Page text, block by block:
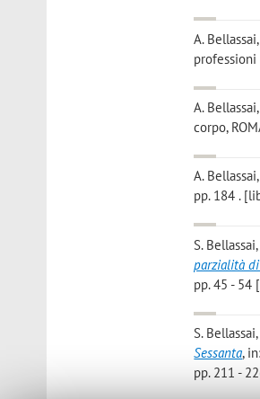
A. Bellassai
professioni
A. Bellassai
corpo,
A. Bellassai
pp. 184 .
S. Bellassai
parzialità
pp. 45 -
S. Bellassai
Sessanta,
pp. 211 -